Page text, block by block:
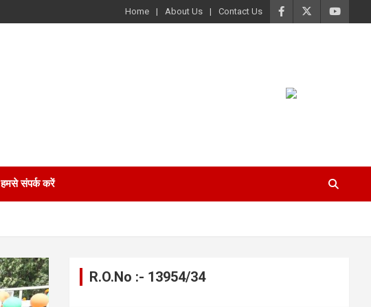
Home About Us Contact Us
हमसे संपर्क करें
R.O.No :- 13954/34